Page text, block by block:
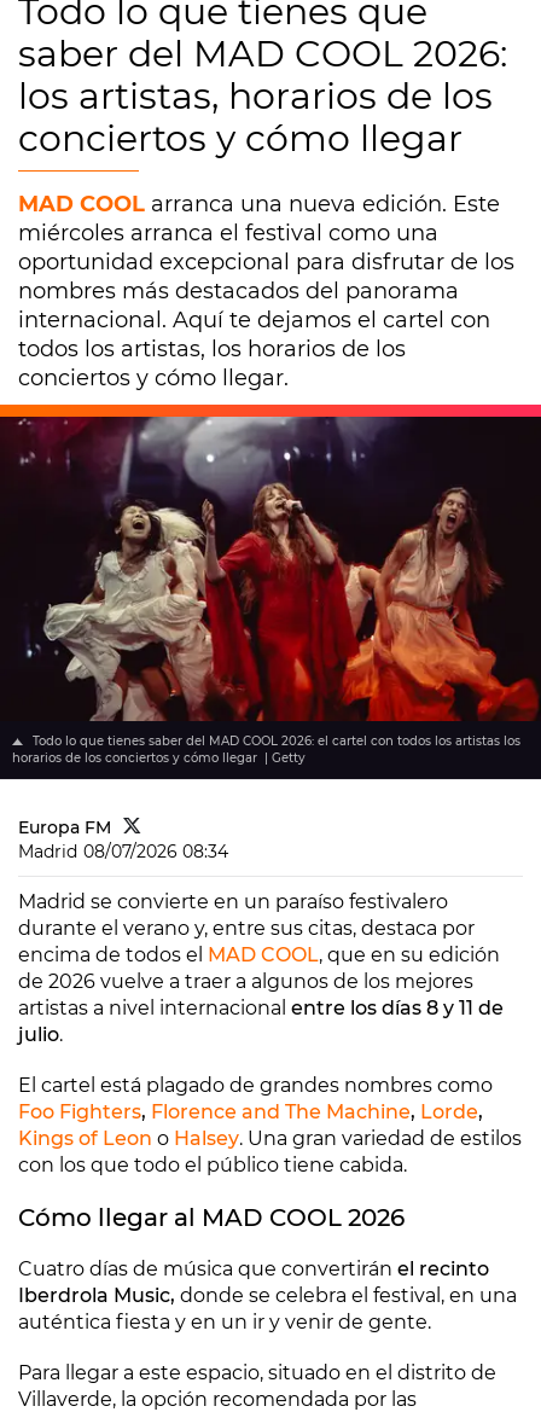
Todo lo que tienes que
saber del MAD COOL 2026:
los artistas, horarios de los
conciertos y cómo llegar
MAD COOL arranca una nueva edición. Este
miércoles arranca el festival como una
oportunidad excepcional para disfrutar de los
nombres más destacados del panorama
internacional. Aquí te dejamos el cartel con
todos los artistas, los horarios de los
conciertos y cómo llegar.
Todo lo que tienes saber del MAD COOL 2026: el cartel con todos los artistas los
horarios de los conciertos y cómo llegar | Getty
Europa FM
Madrid 08/07/2026 08:34
Madrid se convierte en un paraíso festivalero
durante el verano y, entre sus citas, destaca por
encima de todos el MAD COOL, que en su edición
de 2026 vuelve a traer a algunos de los mejores
artistas a nivel internacional entre los días 8 y 11 de
julio.
El cartel está plagado de grandes nombres como
Foo Fighters, Florence and The Machine, Lorde,
Kings of Leon o Halsey. Una gran variedad de estilos
con los que todo el público tiene cabida.
Cómo llegar al MAD COOL 2026
Cuatro días de música que convertirán el recinto
Iberdrola Music, donde se celebra el festival, en una
auténtica fiesta y en un ir y venir de gente.
Para llegar a este espacio, situado en el distrito de
Villaverde, la opción recomendada por las